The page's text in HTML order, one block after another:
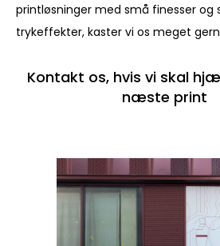
printløsninger med små finesser
trykeffekter, kaster vi os meget
Kontakt os, hvis vi skal
næste print